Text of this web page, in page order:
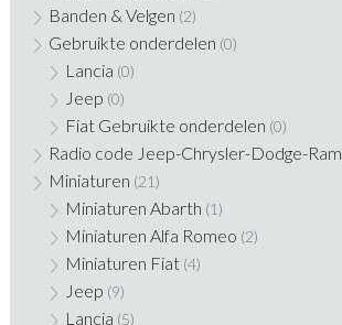
Banden & Velgen (2)
Gebruikte onderdelen (0)
Lancia (0)
Jeep (0)
Fiat Gebruikte onderdelen (0)
Radio code Jeep-Chrysler-Dodge-Ram
Miniaturen (21)
Miniaturen Abarth (1)
Miniaturen Alfa Romeo (2)
Miniaturen Fiat (4)
Jeep (9)
Lancia (5)